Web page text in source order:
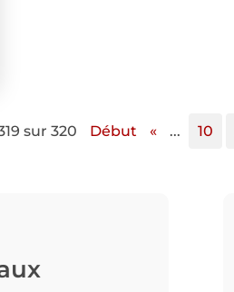
sur 320 Début « ... 10